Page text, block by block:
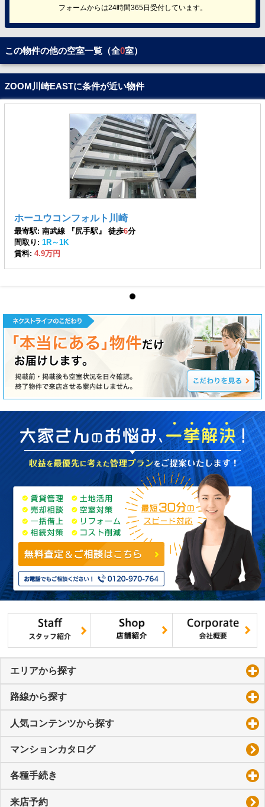
フォームからは24時間365日受付しています。
この物件の他の空室一覧（全0室）
ZOOM川崎EASTに条件が近い物件
ホーユウコンフォルト川崎
最寄駅: 南武線 『尻手駅』 徒歩6分
間取り: 1R～1K
賃料: 4.9万円
エリアから探す
路線から探す
人気コンテンツから探す
マンションカタログ
各種手続き
来店予約